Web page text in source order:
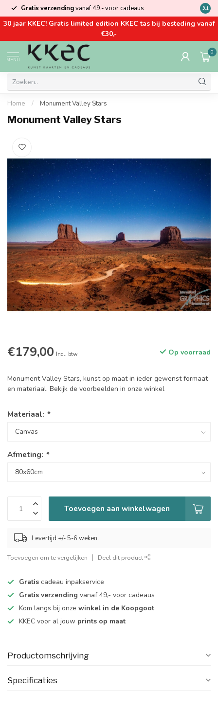
Gratis verzendingvanaf 49,- voor cadeaus Kom
9.1
30 jaar KKEC! Gratis limited edition KKEC tas bij besteding vanaf
€30,-
MENU
0
Home / Monument Valley Stars
Monument Valley Stars
€179,00 Incl. btw Op voorraad
Monument Valley Stars, kunst op maat in ieder gewenst formaat
en materiaal. Bekijk de voorbeelden in onze winkel
Materiaal: *
Afmeting: *
Toevoegen aan winkelwagen
Levertijd +/- 5-6 weken.
Toevoegen om te vergelijken Deel dit product
Gratis cadeau inpakservice
Gratis verzending vanaf 49,- voor cadeaus
Kom langs bij onze winkel in de Koopgoot
KKEC voor al jouw prints op maat
Productomschrijving
Specificaties